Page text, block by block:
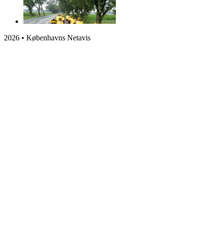
2026 • Københavns Netavis